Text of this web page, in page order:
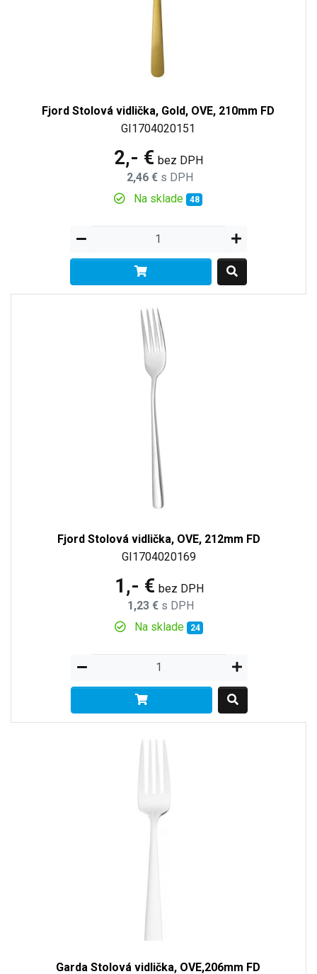
Fjord Stolová vidlička, Gold, OVE, 210mm FD
GI1704020151
2,- € bez DPH
2,46 € s DPH
Na sklade
48
Fjord Stolová vidlička, OVE, 212mm FD
GI1704020169
1,- € bez DPH
1,23 € s DPH
Na sklade
24
Garda Stolová vidlička, OVE,206mm FD